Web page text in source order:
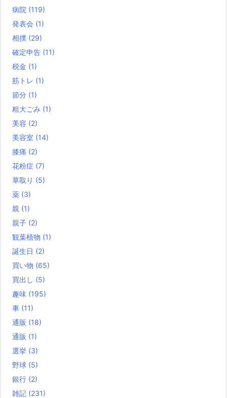
病院 (119)
発表会 (1)
相撲 (29)
確定申告 (11)
税金 (1)
筋トレ (1)
節分 (1)
粗大ごみ (1)
美容 (2)
美容室 (14)
膝痛 (2)
花粉症 (7)
草取り (5)
薬 (3)
親 (1)
親子 (2)
観葉植物 (1)
誕生日 (2)
買い物 (65)
買出し (5)
趣味 (195)
車 (11)
通販 (18)
通販 (1)
選挙 (3)
野球 (5)
銀行 (2)
雑記 (231)